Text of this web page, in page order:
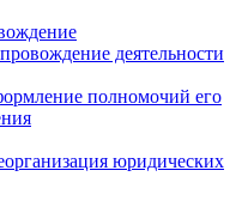
деятельности
полномочий его
юридических